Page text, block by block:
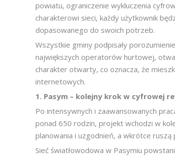
powiatu, ograniczenie wykluczenia
charakterowi sieci, każdy użytkownik
dopasowanego do swoich potrzeb.
Wszystkie gminy podpisały
największych operatorów hurtowej,
charakter otwarty, co oznacza, że
internetowych.
1. Pasym – kolejny krok w cyfrowej
Po intensywnych i zaawansowanych
ponad 650 rodzin, projekt wchodzi w
planowania i uzgodnień, a wkrótce
Sieć światłowodowa w Pasymiu